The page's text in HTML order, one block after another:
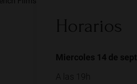
Horarios
Miercoles 14 de
A las 19h